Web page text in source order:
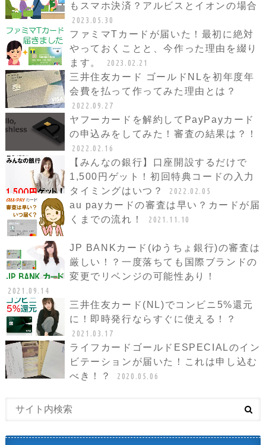
もスマホ決済？アルビスとイオンの場合
2023.05.30
ファミマTカードが届いた！最初に絶対
やっておくことと、今作った理由を綴り
ます。
2023.02.21
三井住友カード ゴールドNLを初年度年
会費を払って作ってみた理由とは？
2022.09.27
ヤフーカードを解約してPayPayカード
の申込みをしてみた！審査の結果は？！
2022.02.16
【みんなの銀行】口座開設するだけで
1,500円ゲット！初回特典コードの入力
タイミングはいつ？
2022.02.05
au payカードの審査は早い？カードが届
くまでの流れ！
2021.11.10
JP BANKカード(ゆうちょ銀行)の審査は
厳しい！？一度落ちても国際ブランドの
変更でリベンジの可能性あり！
2021.09.14
三井住友カード(NL)でコンビニ5%還元
に！即時発行ならすぐに使える！？
2021.03.17
ライフカードゴールドESPECIALのイン
ビテーションが届いた！これは申し込む
べき！？
2020.05.06